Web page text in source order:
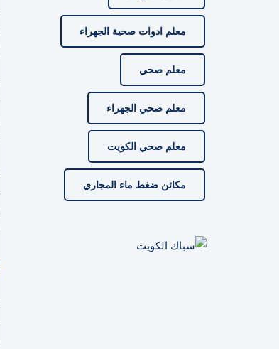
معلم ادوات صحية الجهراء
معلم صحي
معلم صحي الجهراء
معلم صحي الكويت
مكائن ضغط ماء المجاري